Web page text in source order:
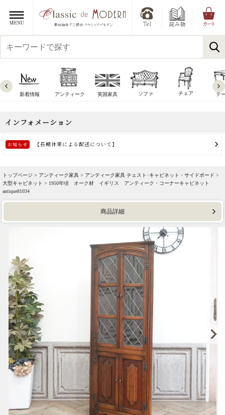
新着情報 アンティーク 英国家具 ソファ チェア テ
トップページ > アンティーク家具 > アンティーク家具 チェスト･キャビネット・サイドボード >
大型キャビネット > 1950年頃 オーク材 イギリス アンティーク・コーナーキャビネット
antique81034
商品詳細